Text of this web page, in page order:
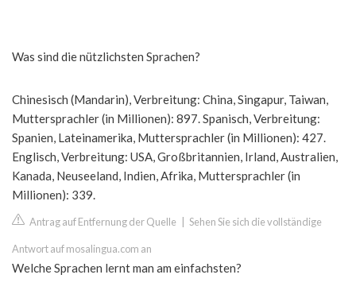
Was sind die nützlichsten Sprachen?
Chinesisch (Mandarin), Verbreitung: China, Singapur, Taiwan,
Muttersprachler (in Millionen): 897. Spanisch, Verbreitung:
Spanien, Lateinamerika, Muttersprachler (in Millionen): 427.
Englisch, Verbreitung: USA, Großbritannien, Irland, Australien,
Kanada, Neuseeland, Indien, Afrika, Muttersprachler (in
Millionen): 339.
Antrag auf Entfernung der Quelle Sehen Sie sich die vollständige
Antwort auf mosalingua.com an
Welche Sprachen lernt man am einfachsten?